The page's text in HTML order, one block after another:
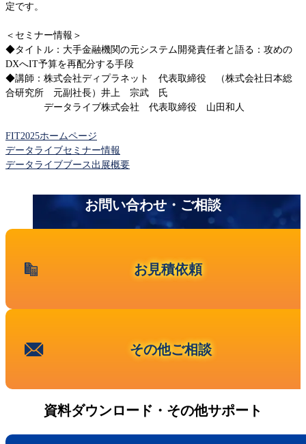
NEC
サービス
第三者保守
データセンター撤去/買取
データライブの強み
データライブの保守品質
国内最大の保守パーツ備蓄量
導入事例
データライブの考えるセキュリティ
企業理念
ニュース
第三者保守という⾔葉について
お問い合わせ
その他ご相談
キャリア採用
定です。
＜セミナー情報＞
◆タイトル：大手金融機関の元システム開発責任者と語る：攻めの
DXへIT予算を再配分する手段
◆講師：株式会社ディプラネット 代表取締役 （株式会社日本総
合研究所 元副社長）井上 宗武 氏
データライブ株式会社 代表取締役 山田和人
FIT2025ホームページ
データライブセミナー情報
データライブブース出展概要
お問い合わせ・ご相談
お見積依頼
その他ご相談
資料ダウンロード・その他サポート